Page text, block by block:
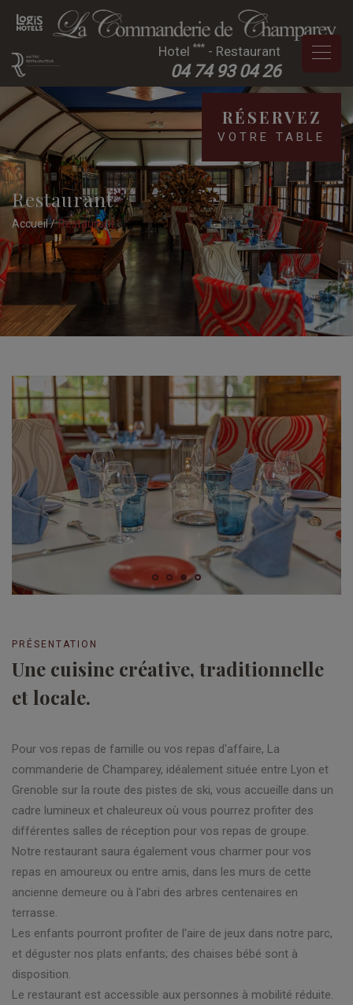
Hotel *** - Restaurant
04 74 93 04 26
RÉSERVEZ
VOTRE TABLE
Restaurant
Accueil Restaurant
PRÉSENTATION
Une cuisine créative, traditionnelle
et locale.
Pour vos repas de famille ou vos repas d'affaire, La
commanderie de Champarey, idéalement située entre Lyon et
Grenoble sur la route des pistes de ski, vous accueille dans un
cadre lumineux et chaleureux où vous pourrez profiter des
différentes salles de réception pour vos repas de groupe.
Notre restaurant saura également vous charmer pour vos
repas en amoureux ou entre amis, dans les murs de cette
ancienne demeure ou à l'abri des arbres centenaires en
terrasse.
Les enfants pourront profiter de l'aire de jeux dans notre parc,
et déguster nos plats enfants; des chaises bébé sont à
disposition.
Le restaurant est accessible aux personnes à mobilité réduite.